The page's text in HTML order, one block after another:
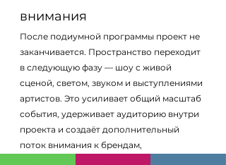
внимания
После подиумной программы проект не
заканчивается. Пространство переходит
в следующую фазу — шоу с живой
сценой, светом, звуком и выступлениями
артистов. Это усиливает общий масштаб
события, удерживает аудиторию внутри
проекта и создаёт дополнительный
поток внимания к брендам,